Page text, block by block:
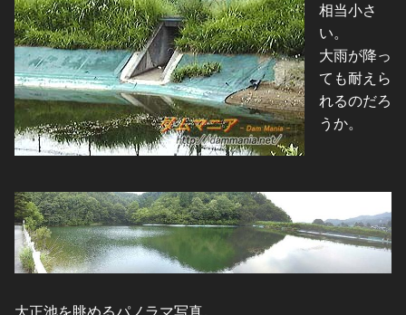
相当小さ
い。
大雨が降っ
ても耐えら
れるのだろ
うか。
大正池を眺めるパノラマ写真。